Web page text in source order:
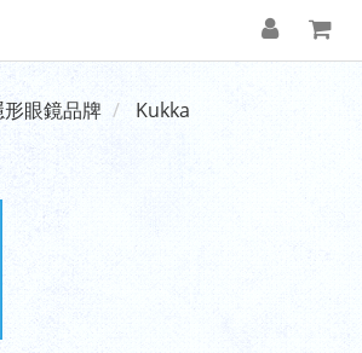
形眼鏡品牌 Kukka